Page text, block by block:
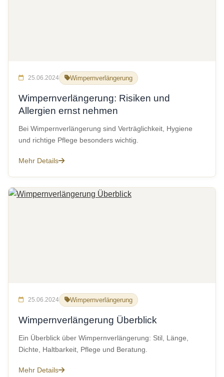
25.06.2024 Wimpernverlängerung
Wimpernverlängerung: Risiken und
Allergien ernst nehmen
Bei Wimpernverlängerung sind Verträglichkeit, Hygiene
und richtige Pflege besonders wichtig.
Mehr Details
25.06.2024 Wimpernverlängerung
Wimpernverlängerung Überblick
Ein Überblick über Wimpernverlängerung: Stil, Länge,
Dichte, Haltbarkeit, Pflege und Beratung.
Mehr Details